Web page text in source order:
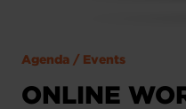
Agenda / Events
ONLINE